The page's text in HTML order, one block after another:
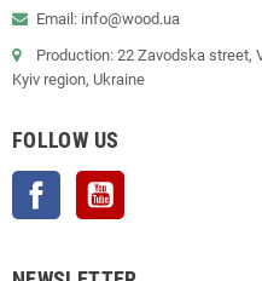
Email: info@wood.ua
Production: 22 Zavodska street,
Kyiv region, Ukraine
FOLLOW US
Facebook